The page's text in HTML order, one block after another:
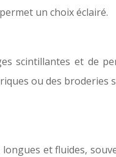
un choix éclairé.
scintillantes et de
ou des
et fluides,